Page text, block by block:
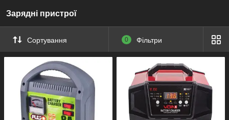
Зарядні пристрої
Сортування 0 Фільтри